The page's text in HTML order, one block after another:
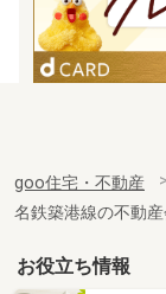
goo住宅・不動産
名鉄築港線の不動
お役立ち情報